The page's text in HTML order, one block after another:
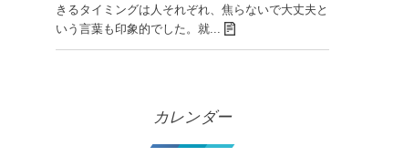
きるタイミングは人それぞれ、焦らないで大丈夫と
いう言葉も印象的でした。就...
カレンダー